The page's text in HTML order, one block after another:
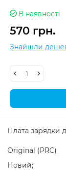
В наявності
570 грн.
Знайшли
Плата зарядки
Original (PRC)
Новий;